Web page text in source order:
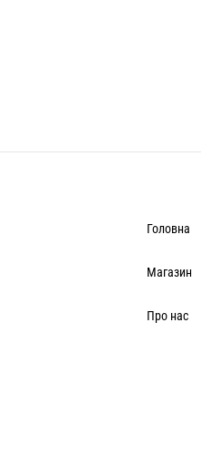
Головна
Магазин
Про нас